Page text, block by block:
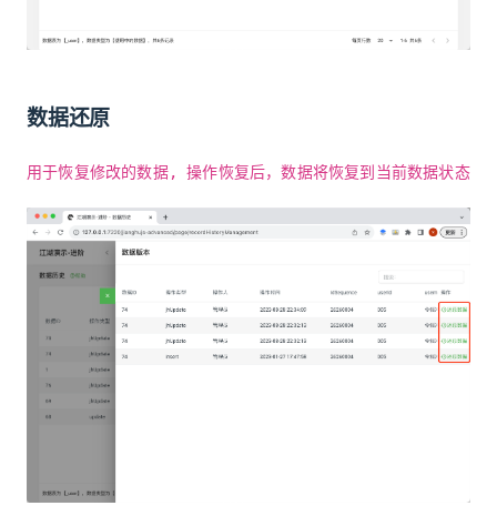
数据还原
用于恢复修改的数据, 操作恢复后，数据将恢复到当前数据状态